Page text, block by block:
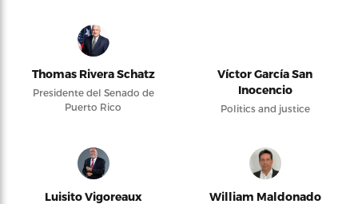
Thomas Rivera Schatz
Presidente del Senado de
Puerto Rico
Víctor García San
Inocencio
Politics and justice
Luisito Vigoreaux William Maldonado